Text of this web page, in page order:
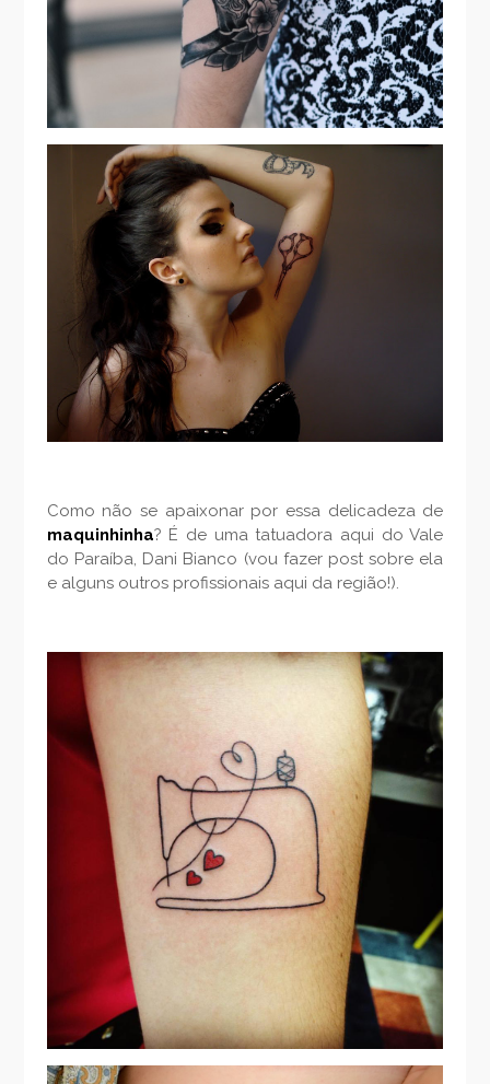
Como não se apaixonar por essa delicadeza de
maquinhinha? É de uma tatuadora aqui do Vale
do Paraíba, Dani Bianco (vou fazer post sobre ela
e alguns outros profissionais aqui da região!).